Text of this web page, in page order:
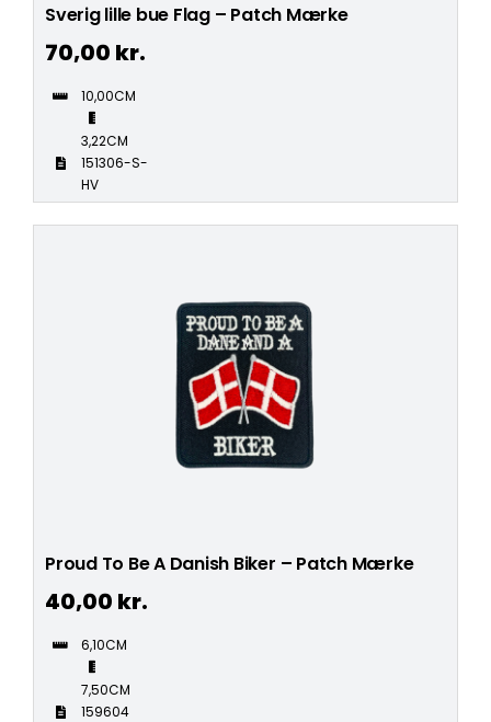
Sverig lille bue Flag – Patch Mærke
70,00 kr.
10,00CM
3,22CM
151306-S-
HV
Proud To Be A Danish Biker – Patch Mærke
40,00 kr.
6,10CM
7,50CM
159604